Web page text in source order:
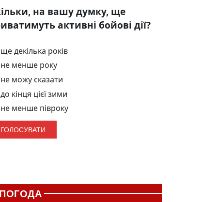
на вашу думку, ще
активні бойові дії?
ще декілька років
не менше року
не можу сказати
до кінця цієї зими
не менше півроку
ПОГОДА